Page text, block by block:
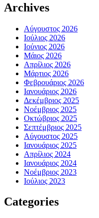
Archives
Αύγουστος 2026
Ιούλιος 2026
Ιούνιος 2026
Μάιος 2026
Απρίλιος 2026
Μάρτιος 2026
Φεβρουάριος 2026
Ιανουάριος 2026
Δεκέμβριος 2025
Νοέμβριος 2025
Οκτώβριος 2025
Σεπτέμβριος 2025
Αύγουστος 2025
Ιανουάριος 2025
Απρίλιος 2024
Ιανουάριος 2024
Νοέμβριος 2023
Ιούλιος 2023
Categories